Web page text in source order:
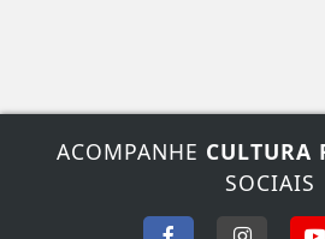
SOCIAIS